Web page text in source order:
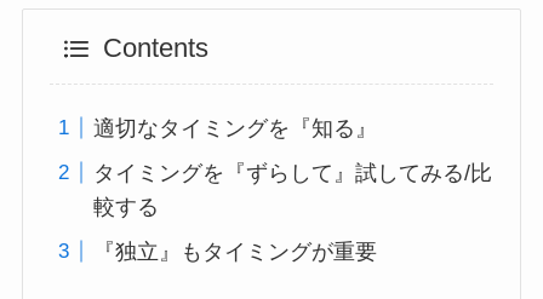
Contents
適切なタイミングを『知る』
タイミングを『ずらして』試してみる/比
較する
『独立』もタイミングが重要